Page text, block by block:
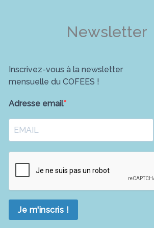
Newsletter
Inscrivez-vous à la newsletter
mensuelle du COFEES !
Adresse email
Je m'inscris !